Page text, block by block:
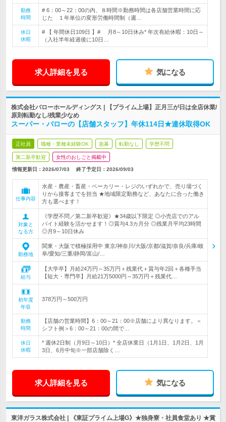
勤務
時間
# 6：00～22：00の内、８時間※勤務時間は各店舗営業時間に応
じた １年単位の変形労働時間制（週…
休日
休暇
# 【 年間休日109日 】# 月8～10日休み* 年次有給休暇：10日～
（入社半年経過後に10日…
求人詳細を見る 気になる
株式会社バローホールディングス | 【プライム上場】正月三が日は全店休業/
原則転勤なし/残業少なめ
スーパー・バローの【店舗スタッフ】年休114日★連休取得OK
正社員 職種・業種未経験OK 急募 転勤なし 学歴不問
第二新卒歓迎 女性のおしごと掲載中
情報更新日：2026/07/03 終了予定日： 2026/09/03
仕事内容
水産・農産・畜産・ベーカリー・レジのいずれかで、売り場づく
りから接客までを担当 ★地域限定勤務など、あなたに合った働き
方も選べます！
対象と
なる方
《学歴不問／第二新卒歓迎》★34歳以下限定 ◎小売店でのアル
バイト経験を活かせます！◎賞与4.3カ月分 ◎残業月平均23時間
◎月9～10日休み
勤務地
関東・大阪で積極採用中 東京/神奈川/大阪/京都/滋賀/奈良/兵庫/岐
阜/愛知/三重/静岡/富山/…
給与
【大学卒】月給24万円～35万円＋残業代＋賞与年2回＋各種手当
【短大・専門卒】月給21万5000円～35万円＋残業代…
初年度
年収
378万円～500万円
勤務
時間
【店舗の営業時間】6：00～21：00※店舗により異なります。＜
シフト例＞6：00～21：00の間で…
休日
休暇
* 週休2日制（月9日～10日）* 全店休業日（1月1日、1月2日、1月
3日、6月中旬※一部店舗除く…
求人詳細を見る 気になる
東洋ガラス株式会社 | 《東証プライム上場G》★独身寮・社員食堂あり ★賞